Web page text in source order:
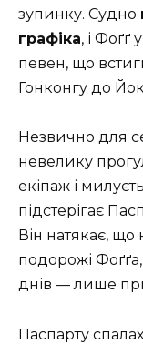
зупинку. Судно
графіка, і Фоґґ
певен, що
Гонконгу до
Незвично для
невелику
екіпаж і
підстерігає
Він натякає, що
подорожі Фоґґа,
днів — лише
Паспарту